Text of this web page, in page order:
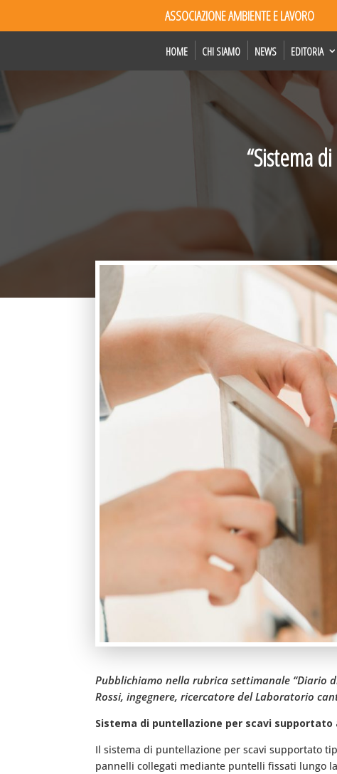
ASSOCIAZIONE AMBIENTE E LAVORO
HOME CHI SIAMO NEWS EDITORIA
“Sistema
Pubblichiamo nella rubrica settimanale “Diario
Rossi, ingegnere, ricercatore del Laboratorio
Sistema di puntellazione per scavi supportato
Il sistema di puntellazione per scavi supportato
pannelli collegati mediante puntelli fissati lungo